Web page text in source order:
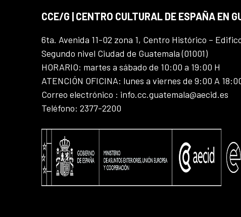
CCE/G | CENTRO CULTURAL DE ESPAÑA EN
6ta. Avenida 11-02 zona 1, Centro Histórico –
Segundo nivel Ciudad de Guatemala (01001)
HORARIO: martes a sábado de 10:00 a 19:00 H
ATENCIÓN OFICINA: lunes a viernes de 9:00 A
Correo electrónico : info.cc.guatemala@aecid.es
Teléfono: 2377-2200